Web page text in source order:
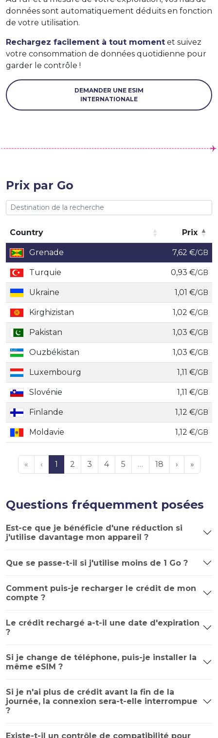
données sont automatiquement déduits en fonction
de votre utilisation.
Rechargez facilement à tout moment et suivez
votre consommation de données quotidienne pour
garder le contrôle !
DEMANDER UNE ESIM
INTERNATIONALE
Prix par Go
Country
Prix
Country
Prix
Grenade 7,62 €/GB
Turquie 0,93 €/GB
Ukraine 1,01 €/GB
Kirghizistan 1,02 €/GB
Pakistan 1,03 €/GB
Ouzbékistan 1,03 €/GB
Luxembourg 1,11 €/GB
Slovénie 1,11 €/GB
Finlande 1,12 €/GB
Moldavie 1,12 €/GB
« ‹ 1 2 3 4 5 … 18 › »
Questions fréquemment posées
Est-ce que je bénéficie d'une réduction si
j'utilise davantage mon appareil ?
Que se passe-t-il si j'utilise moins de 1 Go ?
Comment puis-je recharger le crédit de mon
compte ?
Le crédit rechargé a-t-il une date d'expiration
?
Si je change de téléphone, puis-je installer la
même eSIM ?
Si je n'ai plus de crédit avant la fin de la
journée, la connexion sera-t-elle interrompue
?
Existe-t-il un contrôle de compatibilité pour